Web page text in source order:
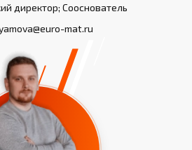
директор; Сооснователь
mat.ru